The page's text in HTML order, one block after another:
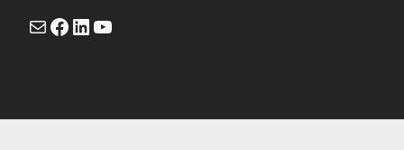
Mail Facebook LinkedIn YouTube